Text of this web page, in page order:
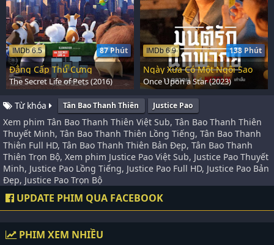
87 Phút
IMDb 6.5
Đẳng Cấp Thú Cưng
The Secret Life of Pets (2016)
138 Phút
IMDb 6.9
Ngày Xưa Có Một Ngôi Sao
Once Upon a Star (2023)
Từ khóa Tân Bao Thanh Thiên Justice Pao
Xem phim Tân Bao Thanh Thiên Việt Sub, Tân Bao Thanh Thiên
Thuyết Minh, Tân Bao Thanh Thiên Lồng Tiếng, Tân Bao Thanh
Thiên Full HD, Tân Bao Thanh Thiên Bản Đẹp, Tân Bao Thanh
Thiên Trọn Bộ, Xem phim Justice Pao Việt Sub, Justice Pao Thuyết
Minh, Justice Pao Lồng Tiếng, Justice Pao Full HD, Justice Pao Bản
Đẹp, Justice Pao Trọn Bộ
UPDATE PHIM QUA FACEBOOK
PHIM XEM NHIỀU